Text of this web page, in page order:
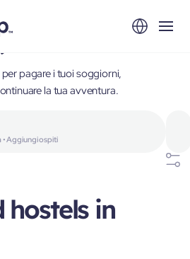
pagare i tuoi soggiorni,
la tua avventura.
• Aggiungi ospiti
hostels in